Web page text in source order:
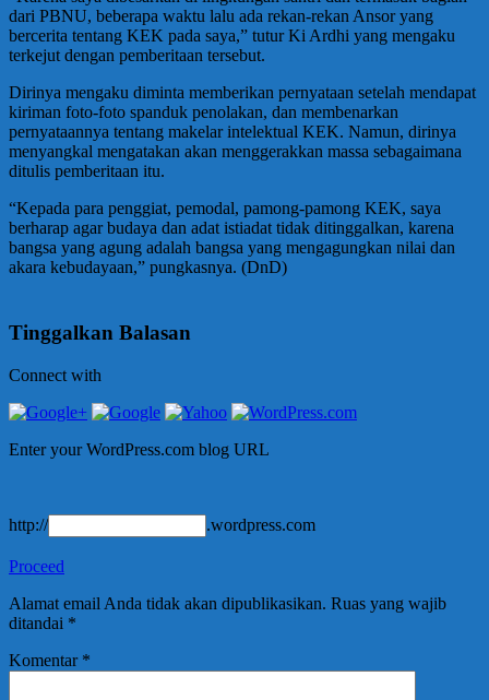
dari PBNU, beberapa waktu lalu ada rekan-rekan Ansor yang
bercerita tentang KEK pada saya,” tutur Ki Ardhi yang mengaku
terkejut dengan pemberitaan tersebut.
Dirinya mengaku diminta memberikan pernyataan setelah mendapat
kiriman foto-foto spanduk penolakan, dan membenarkan
pernyataannya tentang makelar intelektual KEK. Namun, dirinya
menyangkal mengatakan akan menggerakkan massa sebagaimana
ditulis pemberitaan itu.
“Kepada para penggiat, pemodal, pamong-pamong KEK, saya
berharap agar budaya dan adat istiadat tidak ditinggalkan, karena
bangsa yang agung adalah bangsa yang mengagungkan nilai dan
akara kebudayaan,” pungkasnya. (DnD)
Tinggalkan Balasan
Connect with
Enter your WordPress.com blog URL
http:// .wordpress.com
Proceed
Alamat email Anda tidak akan dipublikasikan. Ruas yang wajib
ditandai *
Komentar *